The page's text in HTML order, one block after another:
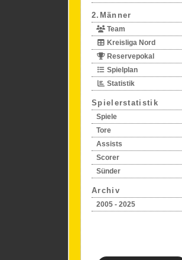
2.Männer
Team
Kreisliga Nord
Reservepokal
Spielplan
Statistik
Spielerstatistik
Spiele
Tore
Assists
Scorer
Sünder
Archiv
2005 - 2025